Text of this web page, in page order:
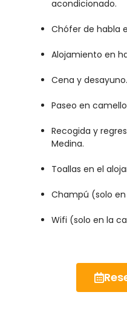
acondicionado.
Chófer de habla
Alojamiento en
Cena y desayuno.
Paseo en
Recogida y
Medina.
Toallas en el
Champú (solo
Wifi (solo en la